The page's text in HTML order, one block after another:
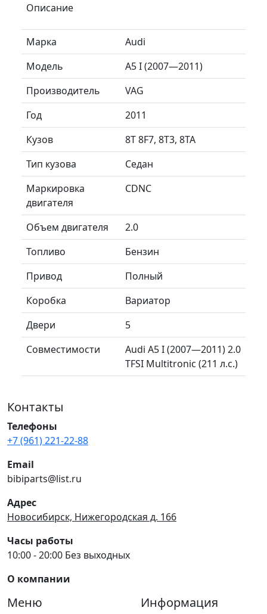
Описание
Марка
Audi
Модель
A5 I (2007—2011)
Производитель
VAG
Год
2011
Кузов
8T 8F7, 8T3, 8TA
Тип кузова
Седан
Маркировка
двигателя
CDNC
Объем двигателя
2.0
Топливо
Бензин
Привод
Полный
Коробка
Вариатор
Двери
5
Совместимости
Audi A5 I (2007—2011) 2.0
TFSI Multitronic (211 л.с.)
Контакты
Телефоны
+7 (961) 221-22-88
Email
bibiparts@list.ru
Адрес
Новосибирск, Нижегородская д. 166
Часы работы
10:00 - 20:00 Без выходных
О компании
Меню Информация